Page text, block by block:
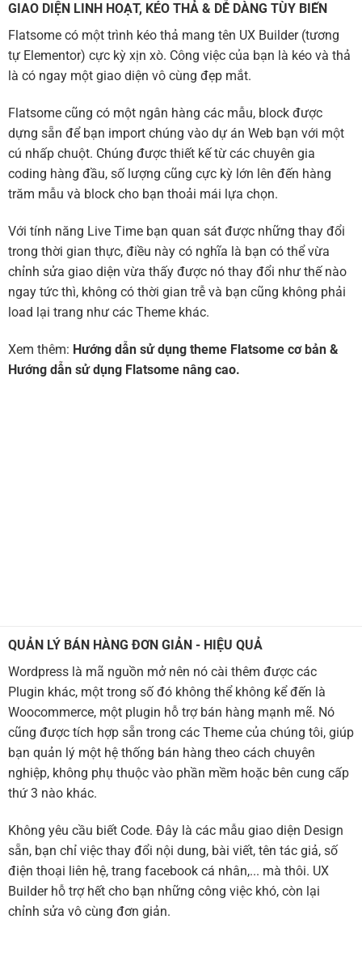
GIAO DIỆN LINH HOẠT, KÉO THẢ & DỄ DÀNG TÙY BIẾN
Flatsome có một trình kéo thả mang tên UX Builder (tương
tự Elementor) cực kỳ xịn xò. Công việc của bạn là kéo và thả
là có ngay một giao diện vô cùng đẹp mắt.
Flatsome cũng có một ngân hàng các mẫu, block được
dựng sẵn để bạn import chúng vào dự án Web bạn với một
cú nhấp chuột. Chúng được thiết kế từ các chuyên gia
coding hàng đầu, số lượng cũng cực kỳ lớn lên đến hàng
trăm mẫu và block cho bạn thoải mái lựa chọn.
Với tính năng Live Time bạn quan sát được những thay đổi
trong thời gian thực, điều này có nghĩa là bạn có thể vừa
chỉnh sửa giao diện vừa thấy được nó thay đổi như thế nào
ngay tức thì, không có thời gian trễ và bạn cũng không phải
load lại trang như các Theme khác.
Xem thêm: Hướng dẫn sử dụng theme Flatsome cơ bản &
Hướng dẫn sử dụng Flatsome nâng cao.
QUẢN LÝ BÁN HÀNG ĐƠN GIẢN - HIỆU QUẢ
Wordpress là mã nguồn mở nên nó cài thêm được các
Plugin khác, một trong số đó không thể không kể đến là
Woocommerce, một plugin hỗ trợ bán hàng mạnh mẽ. Nó
cũng được tích hợp sẵn trong các Theme của chúng tôi, giúp
bạn quản lý một hệ thống bán hàng theo cách chuyên
nghiệp, không phụ thuộc vào phần mềm hoặc bên cung cấp
thứ 3 nào khác.
Không yêu cầu biết Code. Đây là các mẫu giao diện Design
sẵn, bạn chỉ việc thay đổi nội dung, bài viết, tên tác giả, số
điện thoại liên hệ, trang facebook cá nhân,... mà thôi. UX
Builder hỗ trợ hết cho bạn những công việc khó, còn lại
chỉnh sửa vô cùng đơn giản.